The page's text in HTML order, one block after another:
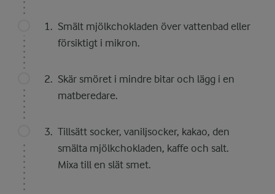
Smält mjölkchokladen över vattenbad eller
försiktigt i mikron.
Skär smöret i mindre bitar och lägg i en
matberedare.
Tillsätt socker, vaniljsocker, kakao, den
smälta mjölkchokladen, kaffe och salt.
Mixa till en slät smet.